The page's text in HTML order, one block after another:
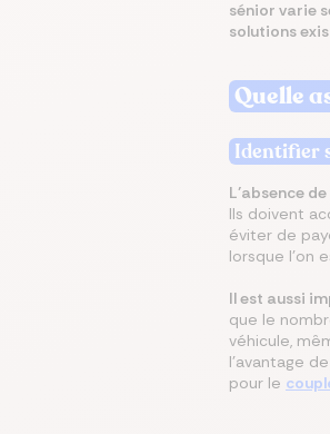
sénior varie
solutions
Quelle
Identifier
L’absence
Ils doivent
éviter de
lorsque l’on
Il est aussi
que le
véhicule,
l’avantage
pour le